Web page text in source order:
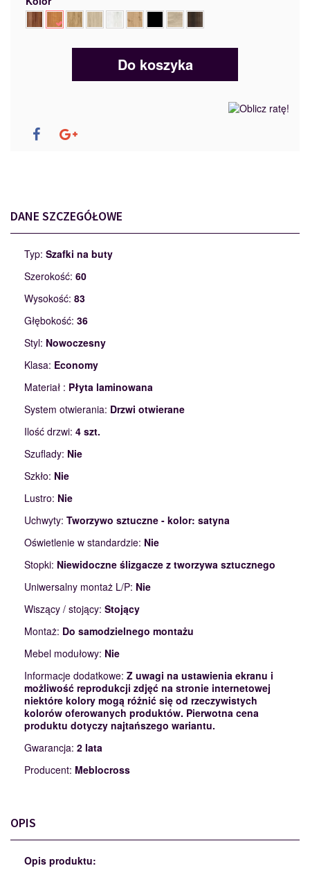
Do koszyka
DANE SZCZEGÓŁOWE
Typ: Szafki na buty
Szerokość: 60
Wysokość: 83
Głębokość: 36
Styl: Nowoczesny
Klasa: Economy
Materiał : Płyta laminowana
System otwierania: Drzwi otwierane
Ilość drzwi: 4 szt.
Szuflady: Nie
Szkło: Nie
Lustro: Nie
Uchwyty: Tworzywo sztuczne - kolor: satyna
Oświetlenie w standardzie: Nie
Stopki: Niewidoczne ślizgacze z tworzywa sztucznego
Uniwersalny montaż L/P: Nie
Wiszący / stojący: Stojący
Montaż: Do samodzielnego montażu
Mebel modułowy: Nie
Informacje dodatkowe: Z uwagi na ustawienia ekranu i
możliwość reprodukcji zdjęć na stronie internetowej
niektóre kolory mogą różnić się od rzeczywistych
kolorów oferowanych produktów. Pierwotna cena
produktu dotyczy najtańszego wariantu.
Gwarancja: 2 lata
Producent: Meblocross
OPIS
Opis produktu: